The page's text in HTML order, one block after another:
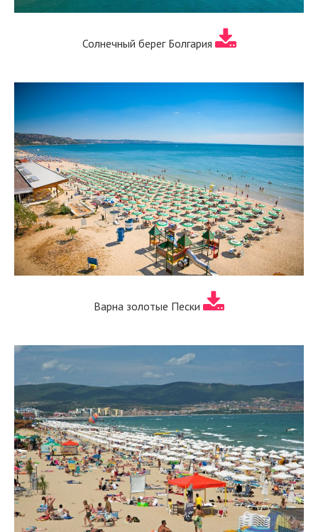
Солнечный берег Болгария
Варна золотые Пески